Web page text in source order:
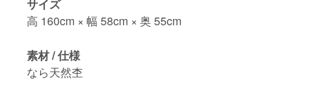
サイズ
高 160cm × 幅 58cm × 奥 55cm
素材 / 仕様
なら天然杢